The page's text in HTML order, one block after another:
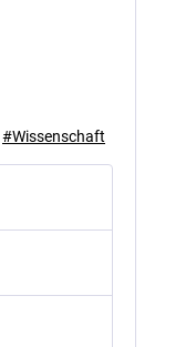
#Wissenschaft